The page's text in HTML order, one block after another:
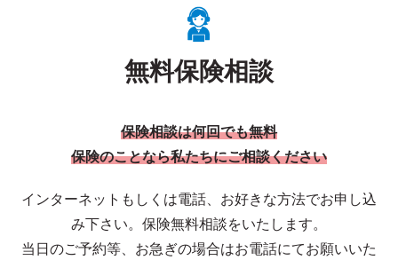
無料保険相談
保険相談は何回でも無料
保険のことなら私たちにご相談ください
インターネットもしくは電話、お好きな方法でお申し込
み下さい。保険無料相談をいたします。
当日のご予約等、お急ぎの場合はお電話にてお願いいた